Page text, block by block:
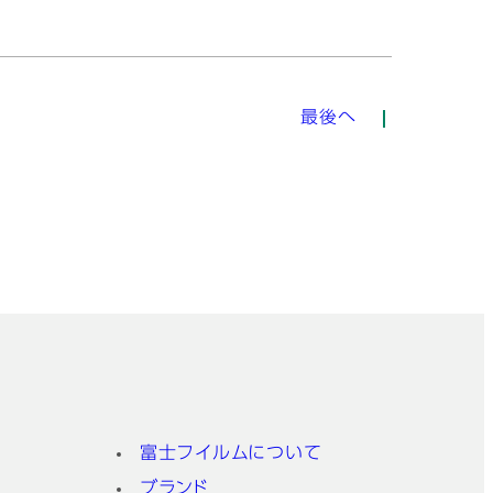
最後へ
富士フイルムについて